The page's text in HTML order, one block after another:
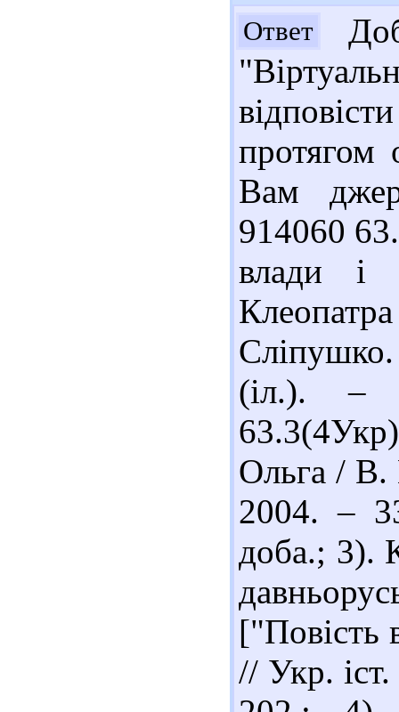
Ответ
протягом
Вам
914060
влади і
(іл.). –
Ольга / В.
2004. –
доба.; 3).
// Укр.